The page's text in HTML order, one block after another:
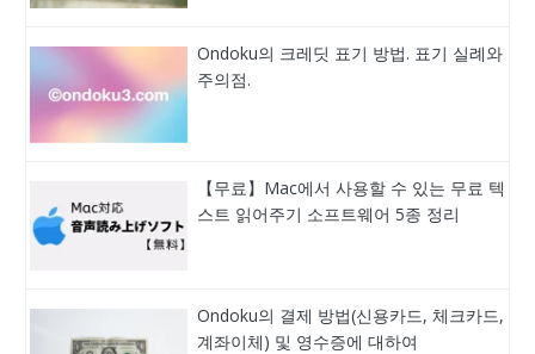
Ondoku의 크레딧 표기 방법. 표기 실례와
주의점.
【무료】Mac에서 사용할 수 있는 무료 텍
스트 읽어주기 소프트웨어 5종 정리
Ondoku의 결제 방법(신용카드, 체크카드,
계좌이체) 및 영수증에 대하여